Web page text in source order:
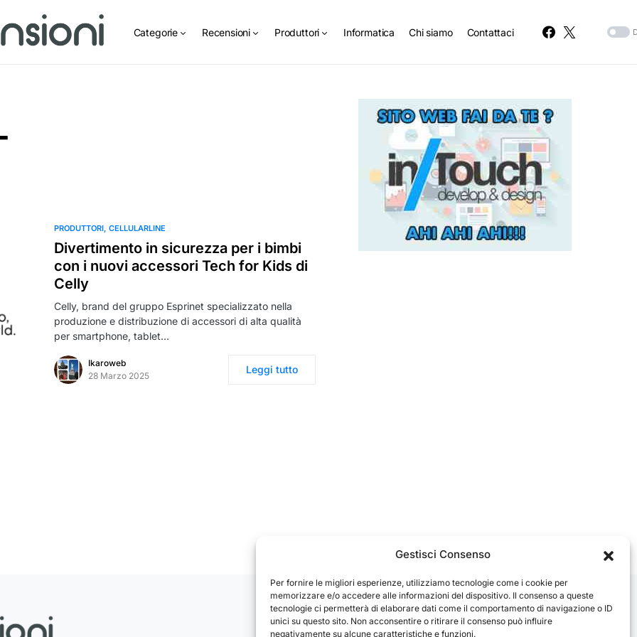
Gestisci Consenso
Per fornire le migliori esperienze, utilizziamo tecnologie come i cookie per
memorizzare e/o accedere alle informazioni del dispositivo. Il consenso a queste
tecnologie ci permetterà di elaborare dati come il comportamento di navigazione o ID
unici su questo sito. Non acconsentire o ritirare il consenso può influire
negativamente su alcune caratteristiche e funzioni.
Categorie Recensioni Produttori Informatica Chi siamo Contattaci
PRODUTTORI CELLULARLINE
Divertimento in sicurezza per i bimbi
con i nuovi accessori Tech for Kids di
Celly
Celly, brand del gruppo Esprinet specializzato nella
produzione e distribuzione di accessori di alta qualità
per smartphone, tablet…
Ikaroweb
28 Marzo 2025
Leggi tutto